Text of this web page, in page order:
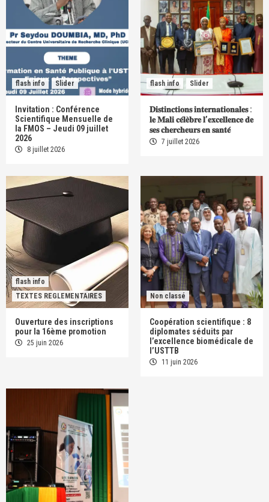
flash info Slider
Invitation : Conférence
Scientifique Mensuelle de
la FMOS – Jeudi 09 juillet
2026
8 juillet 2026
flash info Slider
𝐃𝐢𝐬𝐭𝐢𝐧𝐜𝐭𝐢𝐨𝐧𝐬 𝐢𝐧𝐭𝐞𝐫𝐧𝐚𝐭𝐢𝐨𝐧𝐚𝐥𝐞𝐬 :
𝐥𝐞 𝐌𝐚𝐥𝐢 𝐜𝐞́𝐥𝐞̀𝐛𝐫𝐞 𝐥’𝐞𝐱𝐜𝐞𝐥𝐥𝐞𝐧𝐜𝐞 𝐝𝐞
𝐬𝐞𝐬 𝐜𝐡𝐞𝐫𝐜𝐡𝐞𝐮𝐫𝐬 𝐞𝐧 𝐬𝐚𝐧𝐭𝐞́
7 juillet 2026
flash info
TEXTES REGLEMENTAIRES
Ouverture des inscriptions
pour la 16ème promotion
25 juin 2026
Non classé
Coopération scientifique : 8
diplomates séduits par
l’excellence biomédicale de
l’USTTB
11 juin 2026